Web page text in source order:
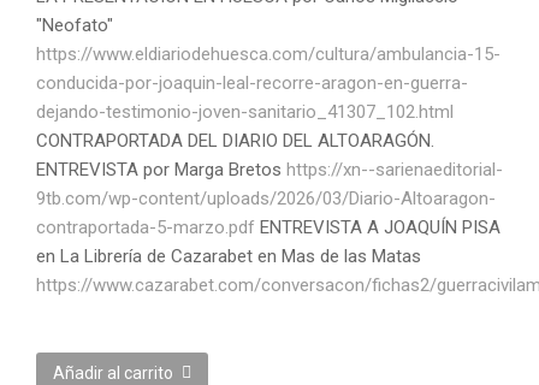
"Neofato"
https://www.eldiariodehuesca.com/cultura/ambulancia-15-
conducida-por-joaquin-leal-recorre-aragon-en-guerra-
dejando-testimonio-joven-sanitario_41307_102.html
CONTRAPORTADA DEL DIARIO DEL ALTOARAGÓN.
ENTREVISTA por Marga Bretos https://xn--sarienaeditorial-
9tb.com/wp-content/uploads/2026/03/Diario-Altoaragon-
contraportada-5-marzo.pdf ENTREVISTA A JOAQUÍN PISA
en La Librería de Cazarabet en Mas de las Matas
https://www.cazarabet.com/conversacon/fichas2/
Añadir al carrito